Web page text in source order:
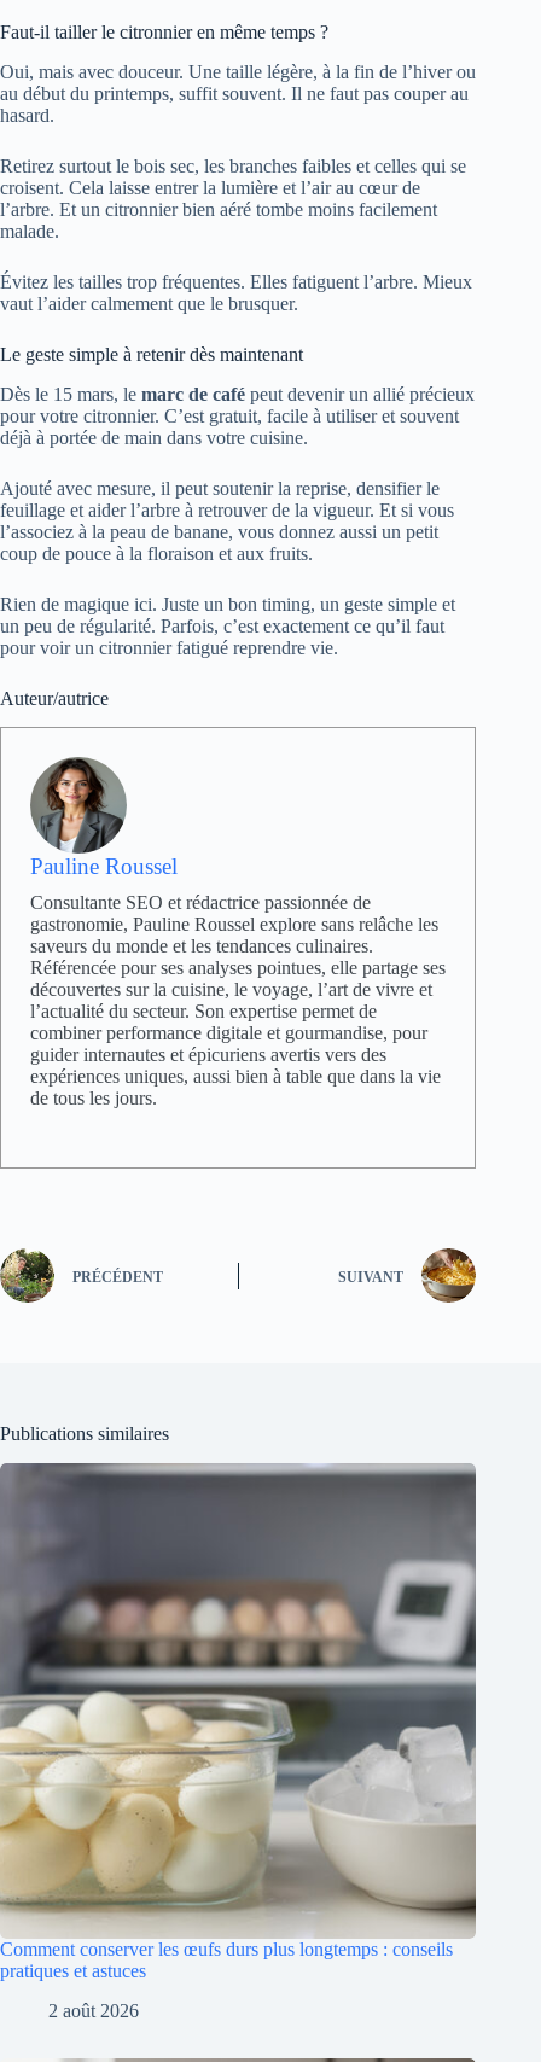
Faut-il tailler le citronnier en même temps ?
Oui, mais avec douceur. Une taille légère, à la fin de l’hiver ou
au début du printemps, suffit souvent. Il ne faut pas couper au
hasard.
Retirez surtout le bois sec, les branches faibles et celles qui se
croisent. Cela laisse entrer la lumière et l’air au cœur de
l’arbre. Et un citronnier bien aéré tombe moins facilement
malade.
Évitez les tailles trop fréquentes. Elles fatiguent l’arbre. Mieux
vaut l’aider calmement que le brusquer.
Le geste simple à retenir dès maintenant
Dès le 15 mars, le marc de café peut devenir un allié précieux
pour votre citronnier. C’est gratuit, facile à utiliser et souvent
déjà à portée de main dans votre cuisine.
Ajouté avec mesure, il peut soutenir la reprise, densifier le
feuillage et aider l’arbre à retrouver de la vigueur. Et si vous
l’associez à la peau de banane, vous donnez aussi un petit
coup de pouce à la floraison et aux fruits.
Rien de magique ici. Juste un bon timing, un geste simple et
un peu de régularité. Parfois, c’est exactement ce qu’il faut
pour voir un citronnier fatigué reprendre vie.
Auteur/autrice
Pauline Roussel
Consultante SEO et rédactrice passionnée de
gastronomie, Pauline Roussel explore sans relâche les
saveurs du monde et les tendances culinaires.
Référencée pour ses analyses pointues, elle partage ses
découvertes sur la cuisine, le voyage, l’art de vivre et
l’actualité du secteur. Son expertise permet de
combiner performance digitale et gourmandise, pour
guider internautes et épicuriens avertis vers des
expériences uniques, aussi bien à table que dans la vie
de tous les jours.
PRÉCÉDENT SUIVANT
Publications similaires
Comment conserver les œufs durs plus longtemps : conseils
pratiques et astuces
2 août 2026